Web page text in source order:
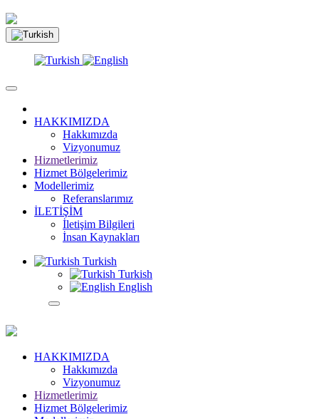
HAKKIMIZDA
Hakkımızda
Vizyonumuz
Hizmetlerimiz
Hizmet Bölgelerimiz
Modellerimiz
Referanslarımız
İLETİŞİM
İletişim Bilgileri
İnsan Kaynakları
Turkish
Turkish
English
HAKKIMIZDA
Hakkımızda
Vizyonumuz
Hizmetlerimiz
Hizmet Bölgelerimiz